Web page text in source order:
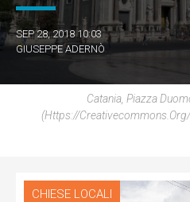
SEP 28, 2018 10:03
GIUSEPPE ADERNÒ
Catania, Piazza
(https://
CHIESE LOCALI